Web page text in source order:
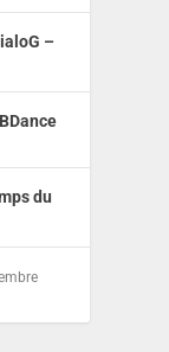
–
du